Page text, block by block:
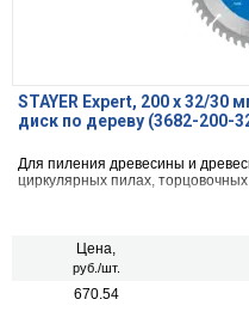
STAYER Expert, 200 x 32/
диск по дереву (3682-200-
Для пиления древесины и
циркулярных пилах,
Цена,
руб./шт.
670.54